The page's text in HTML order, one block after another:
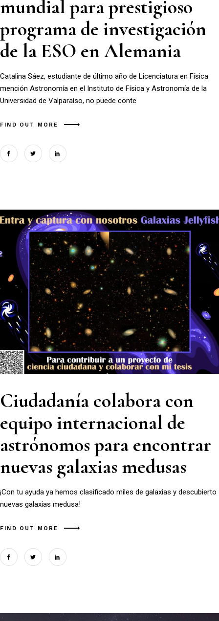
mundial para prestigioso
programa de investigación
de la ESO en Alemania
Catalina Sáez, estudiante de último año de Licenciatura en Física
mención Astronomía en el Instituto de Física y Astronomía de la
Universidad de Valparaíso, no puede conte
FIND OUT MORE
Ciudadanía colabora con
equipo internacional de
astrónomos para encontrar
nuevas galaxias medusas
¡Con tu ayuda ya hemos clasificado miles de galaxias y descubierto
nuevas galaxias medusa!
FIND OUT MORE